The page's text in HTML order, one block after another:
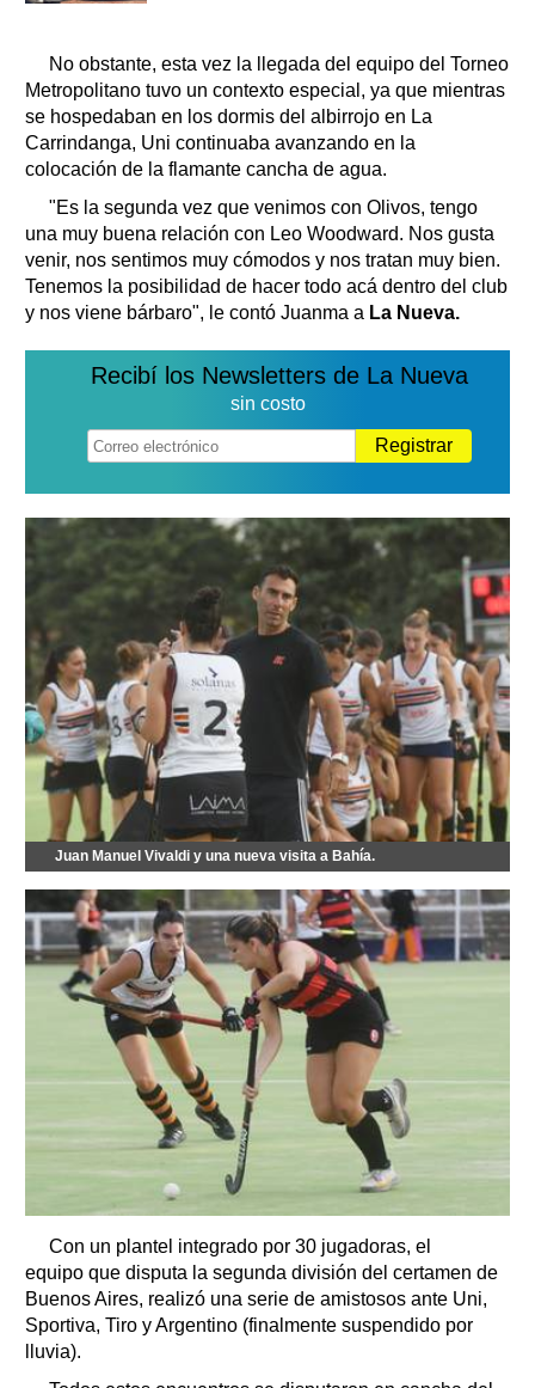
No obstante, esta vez la llegada del equipo del Torneo
Metropolitano tuvo un contexto especial, ya que mientras
se hospedaban en los dormis del albirrojo en La
Carrindanga, Uni continuaba avanzando en la
colocación de la flamante cancha de agua.
"Es la segunda vez que venimos con Olivos, tengo
una muy buena relación con Leo Woodward. Nos gusta
venir, nos sentimos muy cómodos y nos tratan muy bien.
Tenemos la posibilidad de hacer todo acá dentro del club
y nos viene bárbaro", le contó Juanma a La Nueva.
Recibí los Newsletters de La Nueva
sin costo
Registrar
Juan Manuel Vivaldi y una nueva visita a Bahía.
Con un plantel integrado por 30 jugadoras, el
equipo que disputa la segunda división del certamen de
Buenos Aires, realizó una serie de amistosos ante Uni,
Sportiva, Tiro y Argentino (finalmente suspendido por
lluvia).